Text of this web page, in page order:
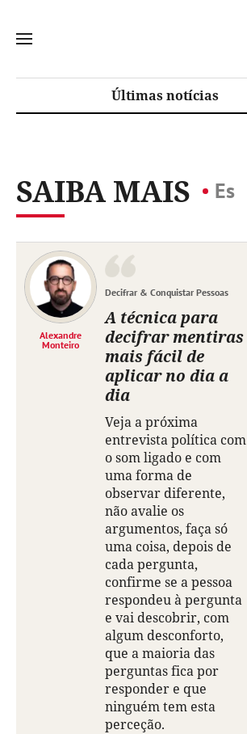
Últimas notícias
SAIBA MAIS Es
Alexandre
Monteiro
Decifrar & Conquistar Pessoas
A técnica para
decifrar mentiras
mais fácil de
aplicar no dia a
dia
Veja a próxima
entrevista política com
o som ligado e com
uma forma de
observar diferente,
não avalie os
argumentos, faça só
uma coisa, depois de
cada pergunta,
confirme se a pessoa
respondeu à pergunta
e vai descobrir, com
algum desconforto,
que a maioria das
perguntas fica por
responder e que
ninguém tem esta
perceção.